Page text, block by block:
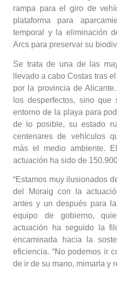
rampa para el giro de
plataforma para
temporal y la eliminación
Arcs para preservar su
Se trata de una de las
llevado a cabo Costas tras
por la provincia de
los desperfectos, sino que
entorno de la playa para
de lo posible, su estado
centenares de vehículos
más el medio ambiente.
actuación ha sido de
“Estamos muy ilusionados
del Moraig con la
antes y un después para
equipo de gobierno,
actuación ha seguido la
encaminada hacia la
eficiencia. “No podemos ir
de ir de su mano, mimarla y